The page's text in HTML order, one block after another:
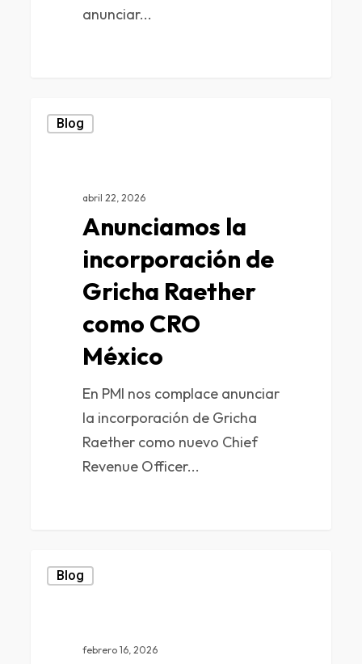
anunciar...
Blog
abril 22, 2026
Anunciamos la
incorporación de
Gricha Raether
como CRO
México
En PMI nos complace anunciar
la incorporación de Gricha
Raether como nuevo Chief
Revenue Officer...
Blog
febrero 16, 2026